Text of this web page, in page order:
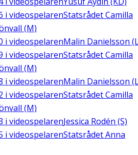
i videospelarenStatsrådet Camilla
(M)
i videospelarenMalin Danielsson
i videospelarenStatsrådet Camilla
(M)
i videospelarenMalin Danielsson
i videospelarenStatsrådet Camilla
(M)
i videospelarenJessica Rodén (S)
i videospelarenStatsrådet Anna